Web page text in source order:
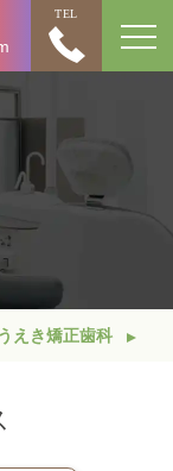
TEL
えき矯正歯科